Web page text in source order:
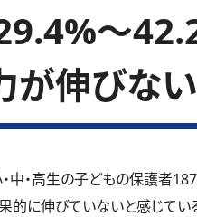
～
伸びな
中・高生の子どもの保護者
果的に伸びていないと感じ